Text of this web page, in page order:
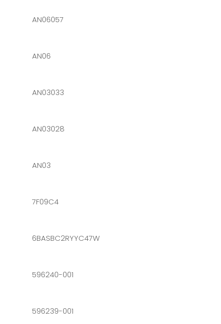
AN06057
AN06
AN03033
AN03028
AN03
7F09C4
6BASBC2RYYC47W
596240-001
596239-001